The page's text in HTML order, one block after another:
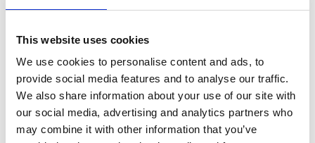
This website uses cookies
We use cookies to personalise content and ads, to
provide social media features and to analyse our traffic.
We also share information about your use of our site with
our social media, advertising and analytics partners who
may combine it with other information that you’ve
Läs mer omFlygmonumentet
Kvarnabo vattenhäst
Vid Kvarnabo station reser du tillbaka i tiden. Här kan
du på långa vägar höra det gamla ångtåget som går
mellan Anten - Gräfsnäs närma sig. Det är nämligen i